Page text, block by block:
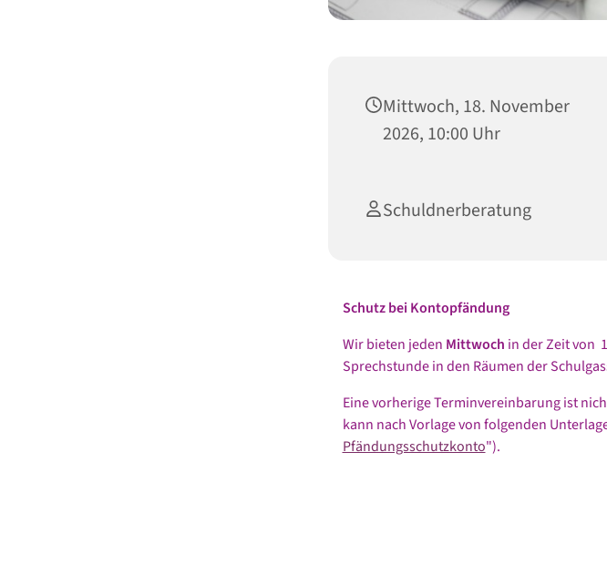
Mittwoch, 18. November
2026, 10:00 Uhr
Schuldnerberatung
Schutz bei Kontopfändung
Wir bieten jeden Mittwoch in der Zeit von
Sprechstunde in den Räumen der
Eine vorherige Terminvereinbarung ist
kann nach Vorlage von folgenden
Pfändungsschutzkonto").